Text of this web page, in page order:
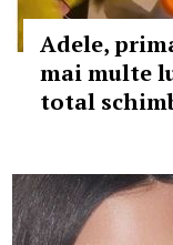
Adele,
mai multe
total